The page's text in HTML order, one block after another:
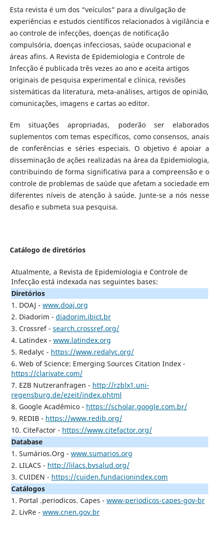
Esta revista é um dos “veículos” para a divulgação de
experiências e estudos científicos relacionados à vigilância e
ao controle de infecções, doenças de notificação
compulsória, doenças infecciosas, saúde ocupacional e
áreas afins. A Revista de Epidemiologia e Controle de
Infecção é publicada três vezes ao ano e aceita artigos
originais de pesquisa experimental e clínica, revisões
sistemáticas da literatura, meta-análises, artigos de opinião,
comunicações, imagens e cartas ao editor.
Em situações apropriadas, poderão ser elaborados
suplementos com temas específicos, como consensos, anais
de conferências e séries especiais. O objetivo é apoiar a
disseminação de ações realizadas na área da Epidemiologia,
contribuindo de forma significativa para a compreensão e o
controle de problemas de saúde que afetam a sociedade em
diferentes níveis de atenção à saúde. Junte-se a nós nesse
desafio e submeta sua pesquisa.
Catálogo de diretórios
Atualmente, a Revista de Epidemiologia e Controle de
Infecção está indexada nas seguintes bases:
Diretórios
1. DOAJ - www.doaj.org
2. Diadorim - diadorim.ibict.br
3. Crossref - search.crossref.org/
4. Latindex - www.latindex.org
5. Redalyc - https://www.redalyc.org/
6. Web of Science: Emerging Sources Citation Index -
https://clarivate.com/
7. EZB Nutzeranfragen - http://rzblx1.uni-
regensburg.de/ezeit/index.phtml
8. Google Acadêmico - https://scholar.google.com.br/
9. REDIB - https://www.redib.org/
10. CiteFactor - https://www.citefactor.org/
Database
1. Sumários.Org - www.sumarios.org
2. LILACS - http://lilacs.bvsalud.org/
3. CUIDEN - https://cuiden.fundacionindex.com
Catálogos
1. Portal .periodicos. Capes - www-periodicos-capes-gov-br
2. LivRe - www.cnen.gov.br